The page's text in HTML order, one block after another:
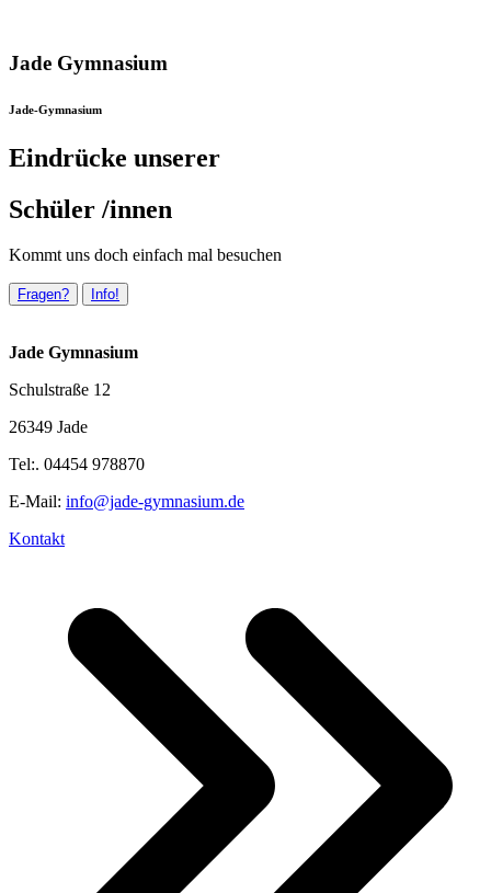
Jade Gymnasium
Jade-Gymnasium
Eindrücke unserer
Schüler /innen
Kommt uns doch einfach mal besuchen
Fragen? Info!
Jade Gymnasium
Schulstraße 12
26349 Jade
Tel:. 04454 978870
E-Mail: info@jade-gymnasium.de
Kontakt